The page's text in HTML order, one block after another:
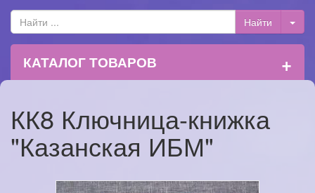
КАТАЛОГ ТОВАРОВ +
КК8 Ключница-книжка
"Казанская ИБМ"